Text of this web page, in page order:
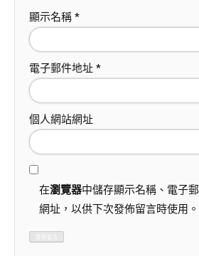
顯示名稱 *
電子郵件地址 *
個人網站網址
在瀏覽器中儲存顯示名稱、電子
網址，以供下次發佈留言時使用。